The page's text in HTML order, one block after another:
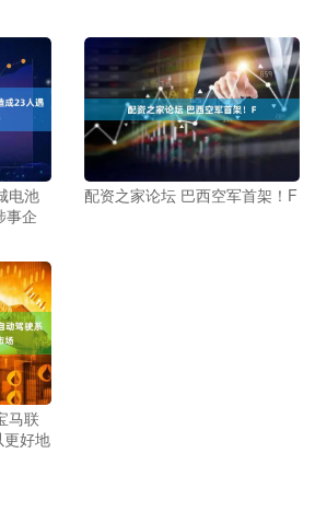
电池
事企
配资之家论坛 巴西空军首架！F
马联
好地